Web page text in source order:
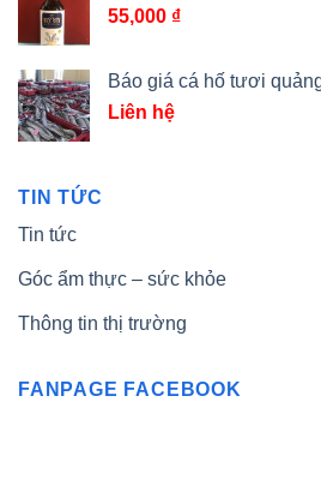
55,000 ₫
Báo giá cá hố tươi
Liên hệ
TIN TỨC
Tin tức
Góc ẩm thực – sức khỏe
Thông tin thị trường
FANPAGE FACEBOOK